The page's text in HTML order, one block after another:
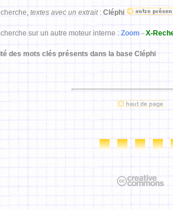
textes avec un extrait: Cléphi
sur un autre moteur interne : Zoom - X-
des mots clés présents dans la base Cléphi